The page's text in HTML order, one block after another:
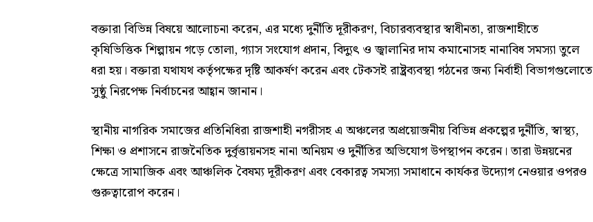
বক্তারা বিভিন্ন বিষয়ে আলোচনা করেন, এর মধ্যে দুর্নীতি দূরীকরণ, বিচারব্যবস্থার স্বাধীনতা, রাজশাহীতে
কৃষিভিত্তিক শিল্পায়ন গড়ে তোলা, গ্যাস সংযোগ প্রদান, বিদ্যুৎ ও জ্বালানির দাম কমানোসহ নানাবিধ সমস্যা তুলে
ধরা হয়। বক্তারা যথাযথ কর্তৃপক্ষের দৃষ্টি আকর্ষণ করেন এবং টেকসই রাষ্ট্রব্যবস্থা গঠনের জন্য নির্বাহী বিভাগগুলোতে
সুষ্ঠু নিরপেক্ষ নির্বাচনের আহ্বান জানান।
স্থানীয় নাগরিক সমাজের প্রতিনিধিরা রাজশাহী নগরীসহ এ অঞ্চলের অপ্রয়োজনীয় বিভিন্ন প্রকল্পের দুর্নীতি, স্বাস্থ্য,
শিক্ষা ও প্রশাসনে রাজনৈতিক দুর্বৃত্তায়নসহ নানা অনিয়ম ও দুর্নীতির অভিযোগ উপস্থাপন করেন। তারা উন্নয়নের
ক্ষেত্রে সামাজিক এবং আঞ্চলিক বৈষম্য দূরীকরণ এবং বেকারত্ব সমস্যা সমাধানে কার্যকর উদ্যোগ নেওয়ার ওপরও
গুরুত্বারোপ করেন।